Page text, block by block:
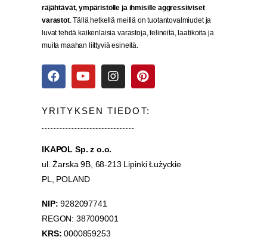
räjähtävät, ympäristölle ja ihmisille aggressiiviset
varastot. Tällä hetkellä meillä on tuotantovalmiudet ja
luvat tehdä kaikenlaisia varastoja, telineitä, laatikoita ja
muita maahan liittyviä esineitä.
YRITYKSEN TIEDOT:
IKAPOL Sp. z o.o.
ul. Żarska 9B, 68-213 Lipinki Łużyckie
PL, POLAND
NIP: 9282097741
REGON: 387009001
KRS: 0000859253